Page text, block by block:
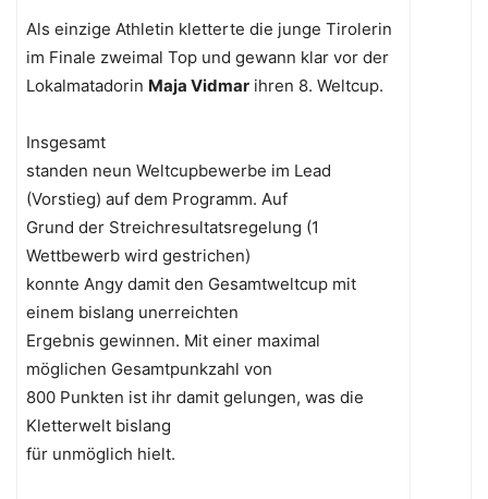
Als einzige Athletin kletterte die junge Tirolerin
im Finale zweimal Top und gewann klar vor der
Lokalmatadorin Maja Vidmar ihren 8. Weltcup.
Insgesamt
standen neun Weltcupbewerbe im Lead
(Vorstieg) auf dem Programm. Auf
Grund der Streichresultatsregelung (1
Wettbewerb wird gestrichen)
konnte Angy damit den Gesamtweltcup mit
einem bislang unerreichten
Ergebnis gewinnen. Mit einer maximal
möglichen Gesamtpunkzahl von
800 Punkten ist ihr damit gelungen, was die
Kletterwelt bislang
für unmöglich hielt.